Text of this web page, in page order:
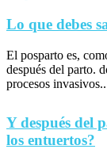
Lo que debes
El posparto es,
después del parto.
procesos
Y después del
los entuertos?